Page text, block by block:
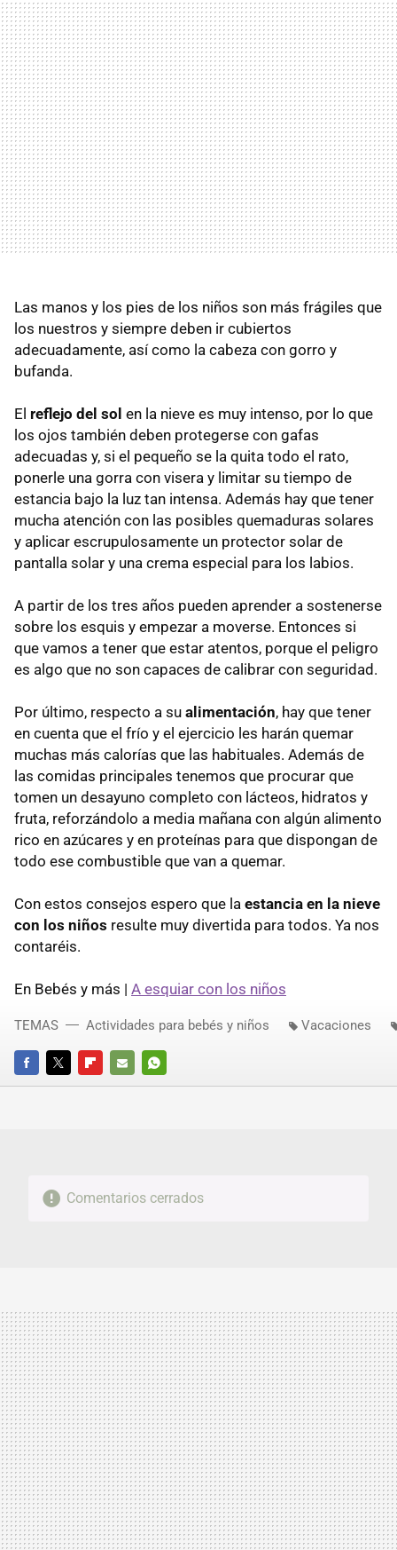
Las manos y los pies de los niños son más frágiles que
los nuestros y siempre deben ir cubiertos
adecuadamente, así como la cabeza con gorro y
bufanda.
El reflejo del sol en la nieve es muy intenso, por lo que
los ojos también deben protegerse con gafas
adecuadas y, si el pequeño se la quita todo el rato,
ponerle una gorra con visera y limitar su tiempo de
estancia bajo la luz tan intensa. Además hay que tener
mucha atención con las posibles quemaduras solares
y aplicar escrupulosamente un protector solar de
pantalla solar y una crema especial para los labios.
A partir de los tres años pueden aprender a sostenerse
sobre los esquis y empezar a moverse. Entonces si
que vamos a tener que estar atentos, porque el peligro
es algo que no son capaces de calibrar con seguridad.
Por último, respecto a su alimentación, hay que tener
en cuenta que el frío y el ejercicio les harán quemar
muchas más calorías que las habituales. Además de
las comidas principales tenemos que procurar que
tomen un desayuno completo con lácteos, hidratos y
fruta, reforzándolo a media mañana con algún alimento
rico en azúcares y en proteínas para que dispongan de
todo ese combustible que van a quemar.
Con estos consejos espero que la estancia en la nieve
con los niños resulte muy divertida para todos. Ya nos
contaréis.
En Bebés y más | A esquiar con los niños
FACEBOOKTWITTERFLIPBOARD
E-
WHATSAPP
TEMAS Actividades para bebés y niños Vacaciones
Comentarios cerrados